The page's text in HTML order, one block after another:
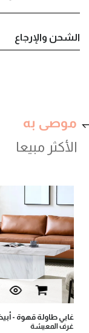
الشحن والإرجاع
موصى به
غابي طاولة قهوة -
غرف المعيشة
الأكثر مبيعا